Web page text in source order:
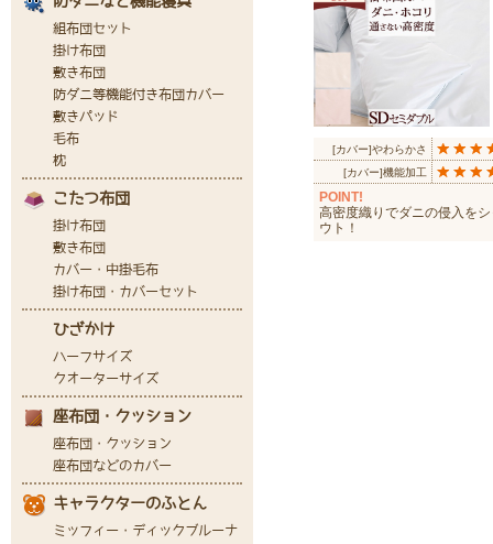
[カバー]やわらかさ
[カバー]機能加工
POINT!
高密度織りでダニの侵入を
ウト！